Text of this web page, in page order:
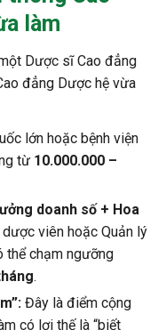
làm
Dược sĩ Cao đẳng
đẳng Dược hệ vừa
lớn hoặc bệnh viện
từ 10.000.000 –
doanh số + Hoa
viên hoặc Quản lý
thể chạm ngưỡng
.
Đây là điểm cộng
có lợi thế là “biết